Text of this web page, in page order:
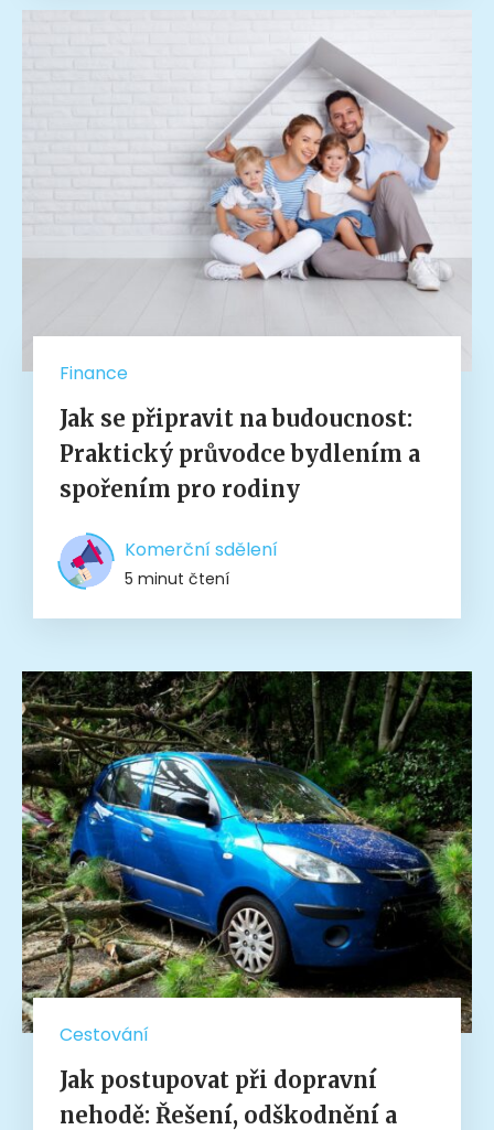
Finance
Jak se připravit na budoucnost:
Praktický průvodce bydlením a
spořením pro rodiny
Komerční sdělení
5 minut čtení
Cestování
Jak postupovat při dopravní
nehodě: Řešení, odškodnění a